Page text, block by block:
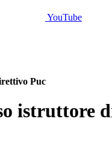
YouTube
Puc
istruttore